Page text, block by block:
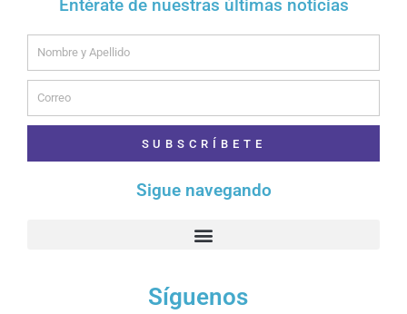
Entérate de nuestras últimas noticias
SUBSCRÍBETE
Sigue navegando
Síguenos